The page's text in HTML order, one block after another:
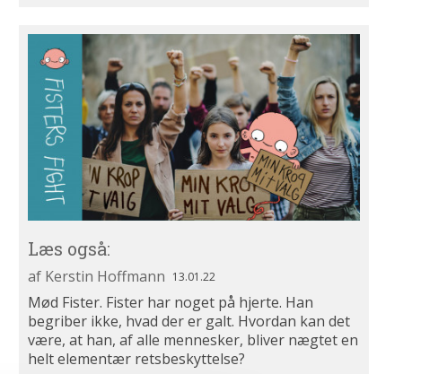
Læs
også:
Læs også:
13.01.22
af Kerstin Hoffmann 13.01.22
Mød Fister. Fister har noget på hjerte. Han
begriber ikke, hvad der er galt. Hvordan kan det
være, at han, af alle mennesker, bliver nægtet en
helt elementær retsbeskyttelse?